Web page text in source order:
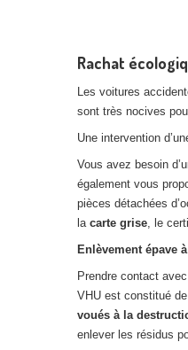
Rachat
Les voitures
sont très nocives
Une intervention
Vous avez besoin
également vous
pièces détachées
la carte grise, le
Enlèvement épave
Prendre contact
VHU est constitué
voués à la
enlever les résidus